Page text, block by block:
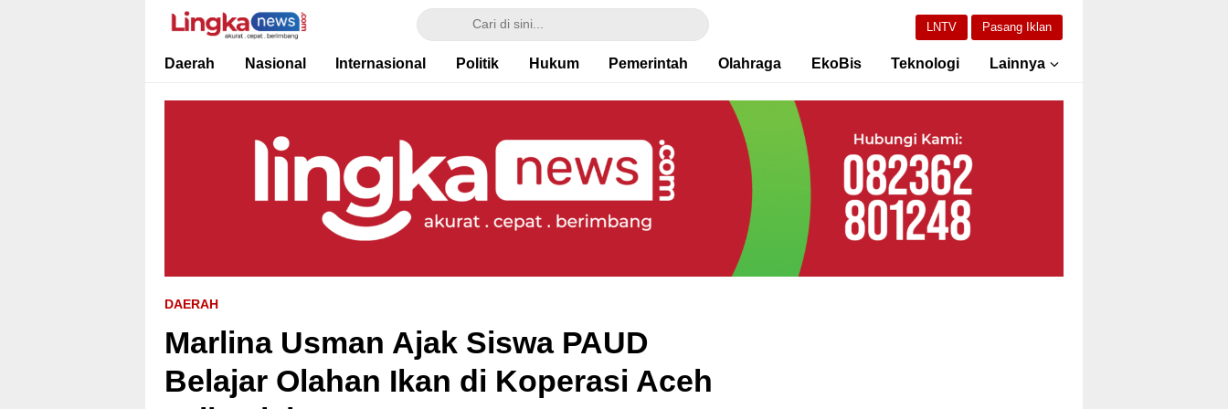
Lingkanews
Akurat. Cepat & Berimbang
LNTV Pasang Iklan
Daerah Nasional Internasional Politik Hukum Pemerintah Olahraga EkoBis Teknologi Lainnya
DAERAH
Marlina Usman Ajak Siswa PAUD
Belajar Olahan Ikan di Koperasi Aceh